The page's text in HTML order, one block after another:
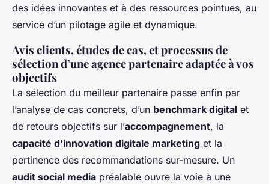
des idées innovantes et à des ressources pointues, au
service d’un pilotage agile et dynamique.
Avis clients, études de cas, et processus de
sélection d’une agence partenaire adaptée à vos
objectifs
La sélection du meilleur partenaire passe enfin par
l’analyse de cas concrets, d’un benchmark digital et
de retours objectifs sur l’accompagnement, la
capacité d’innovation digitale marketing et la
pertinence des recommandations sur-mesure. Un
audit social media préalable ouvre la voie à une